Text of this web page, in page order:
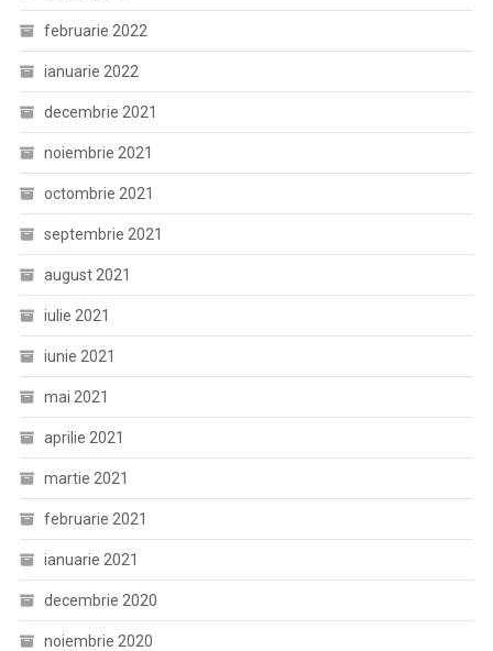
februarie 2022
ianuarie 2022
decembrie 2021
noiembrie 2021
octombrie 2021
septembrie 2021
august 2021
iulie 2021
iunie 2021
mai 2021
aprilie 2021
martie 2021
februarie 2021
ianuarie 2021
decembrie 2020
noiembrie 2020